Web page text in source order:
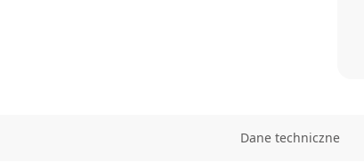
Dane techniczne